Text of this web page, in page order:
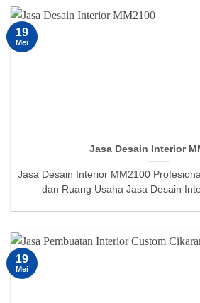
Jasa Desain Interior
Jasa Desain Interior MM2100
dan Ruang Usaha Jasa Desain
19
Mei
19
Mei